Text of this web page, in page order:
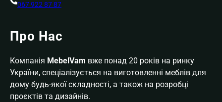
067 922 87 87
Про Нас
Компанія MebelVam вже понад 20 років на ринку
України, спеціалізується на виготовленні меблів для
дому будь-якої складності, а також на розробці
проєктів та дизайнів.